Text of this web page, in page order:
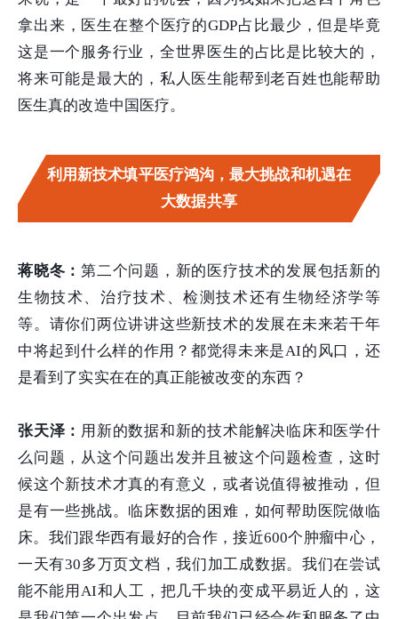
拿出来，医生在整个医疗的GDP占比最少，但是毕竟
这是一个服务行业，全世界医生的占比是比较大的，
将来可能是最大的，私人医生能帮到老百姓也能帮助
医生真的改造中国医疗。
利用新技术填平医疗鸿沟，最大挑战和机遇在
大数据共享
蒋晓冬：第二个问题，新的医疗技术的发展包括新的
生物技术、治疗技术、检测技术还有生物经济学等
等。请你们两位讲讲这些新技术的发展在未来若干年
中将起到什么样的作用？都觉得未来是AI的风口，还
是看到了实实在在的真正能被改变的东西？
张天泽： 用新的数据和新的技术能解决临床和医学什
么问题，从这个问题出发并且被这个问题检查，这时
候这个新技术才真的有意义，或者说值得被推动，但
是有一些挑战。临床数据的困难，如何帮助医院做临
床。我们跟华西有最好的合作，接近600个肿瘤中心，
一天有30多万页文档，我们加工成数据。我们在尝试
能不能用AI和人工，把几千块的变成平易近人的，这